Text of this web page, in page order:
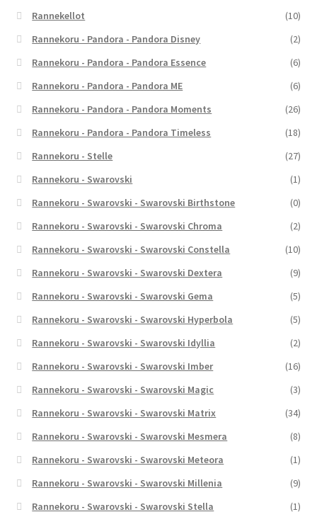
Rannekellot
(10)
Rannekoru - Pandora - Pandora Disney
(2)
Rannekoru - Pandora - Pandora Essence
(6)
Rannekoru - Pandora - Pandora ME
(6)
Rannekoru - Pandora - Pandora Moments
(26)
Rannekoru - Pandora - Pandora Timeless
(18)
Rannekoru - Stelle
(27)
Rannekoru - Swarovski
(1)
Rannekoru - Swarovski - Swarovski Birthstone
(0)
Rannekoru - Swarovski - Swarovski Chroma
(2)
Rannekoru - Swarovski - Swarovski Constella
(10)
Rannekoru - Swarovski - Swarovski Dextera
(9)
Rannekoru - Swarovski - Swarovski Gema
(5)
Rannekoru - Swarovski - Swarovski Hyperbola
(5)
Rannekoru - Swarovski - Swarovski Idyllia
(2)
Rannekoru - Swarovski - Swarovski Imber
(16)
Rannekoru - Swarovski - Swarovski Magic
(3)
Rannekoru - Swarovski - Swarovski Matrix
(34)
Rannekoru - Swarovski - Swarovski Mesmera
(8)
Rannekoru - Swarovski - Swarovski Meteora
(1)
Rannekoru - Swarovski - Swarovski Millenia
(9)
Rannekoru - Swarovski - Swarovski Stella
(1)